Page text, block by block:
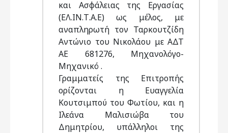
και Ασφάλειας της Εργασίας
(ΕΛ.ΙΝ.Τ.Α.Ε) ως μέλος, με
αναπληρωτή τον Ταρκουτζίδη
Αντώνιο του Νικολάου με ΑΔΤ
ΑΕ 681276, Μηχανολόγο-
Μηχανικό .
Γραμματείς της Επιτροπής
ορίζονται η Ευαγγελία
Κουτσιμπού του Φωτίου, και η
Ιλεάνα Μαλισιώβα του
Δημητρίου, υπάλληλοι της